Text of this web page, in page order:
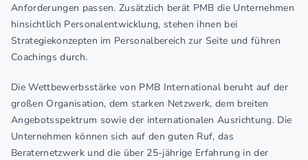
Anforderungen passen. Zusätzlich berät PMB die Unternehmen
hinsichtlich Personalentwicklung, stehen ihnen bei
Strategiekonzepten im Personalbereich zur Seite und führen
Coachings durch.
Die Wettbewerbsstärke von PMB International beruht auf der
großen Organisation, dem starken Netzwerk, dem breiten
Angebotsspektrum sowie der internationalen Ausrichtung. Die
Unternehmen können sich auf den guten Ruf, das
Beraternetzwerk und die über 25-jährige Erfahrung in der